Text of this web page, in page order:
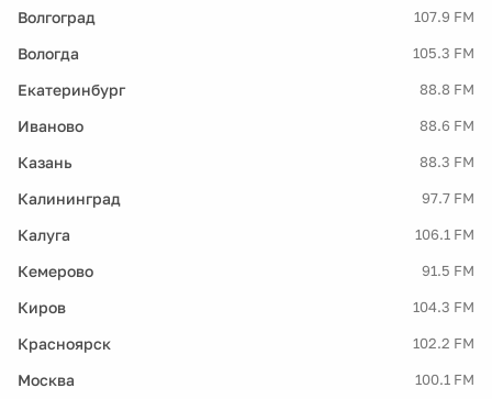
Волгоград 107.9 FM
Вологда 105.3 FM
Екатеринбург 88.8 FM
Иваново 88.6 FM
Казань 88.3 FM
Калининград 97.7 FM
Калуга 106.1 FM
Кемерово 91.5 FM
Киров 104.3 FM
Красноярск 102.2 FM
Москва 100.1 FM